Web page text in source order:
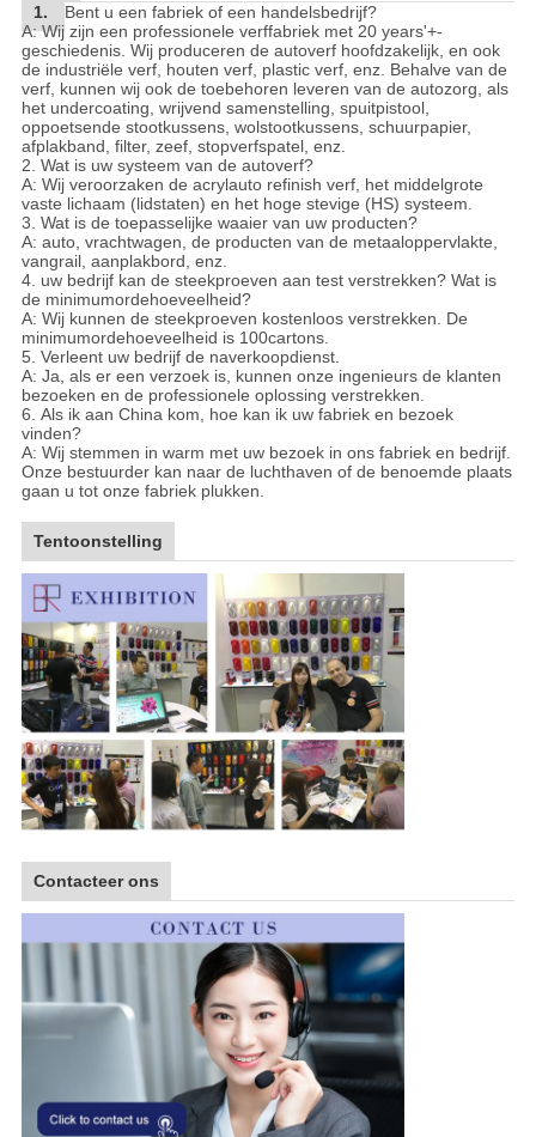
1.
Bent u een fabriek of een handelsbedrijf?
A: Wij zijn een professionele verffabriek met 20 years'+-
geschiedenis. Wij produceren de autoverf hoofdzakelijk, en ook
de industriële verf, houten verf, plastic verf, enz. Behalve van de
verf, kunnen wij ook de toebehoren leveren van de autozorg, als
het undercoating, wrijvend samenstelling, spuitpistool,
oppoetsende stootkussens, wolstootkussens, schuurpapier,
afplakband, filter, zeef, stopverfspatel, enz.
2. Wat is uw systeem van de autoverf?
A: Wij veroorzaken de acrylauto refinish verf, het middelgrote
vaste lichaam (lidstaten) en het hoge stevige (HS) systeem.
3. Wat is de toepasselijke waaier van uw producten?
A: auto, vrachtwagen, de producten van de metaaloppervlakte,
vangrail, aanplakbord, enz.
4. uw bedrijf kan de steekproeven aan test verstrekken? Wat is
de minimumordehoeveelheid?
A: Wij kunnen de steekproeven kostenloos verstrekken. De
minimumordehoeveelheid is 100cartons.
5. Verleent uw bedrijf de naverkoopdienst.
A: Ja, als er een verzoek is, kunnen onze ingenieurs de klanten
bezoeken en de professionele oplossing verstrekken.
6. Als ik aan China kom, hoe kan ik uw fabriek en bezoek
vinden?
A: Wij stemmen in warm met uw bezoek in ons fabriek en bedrijf.
Onze bestuurder kan naar de luchthaven of de benoemde plaats
gaan u tot onze fabriek plukken.
Tentoonstelling
Contacteer ons